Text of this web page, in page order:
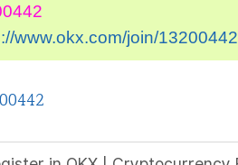
www.okx.com/join/13200442